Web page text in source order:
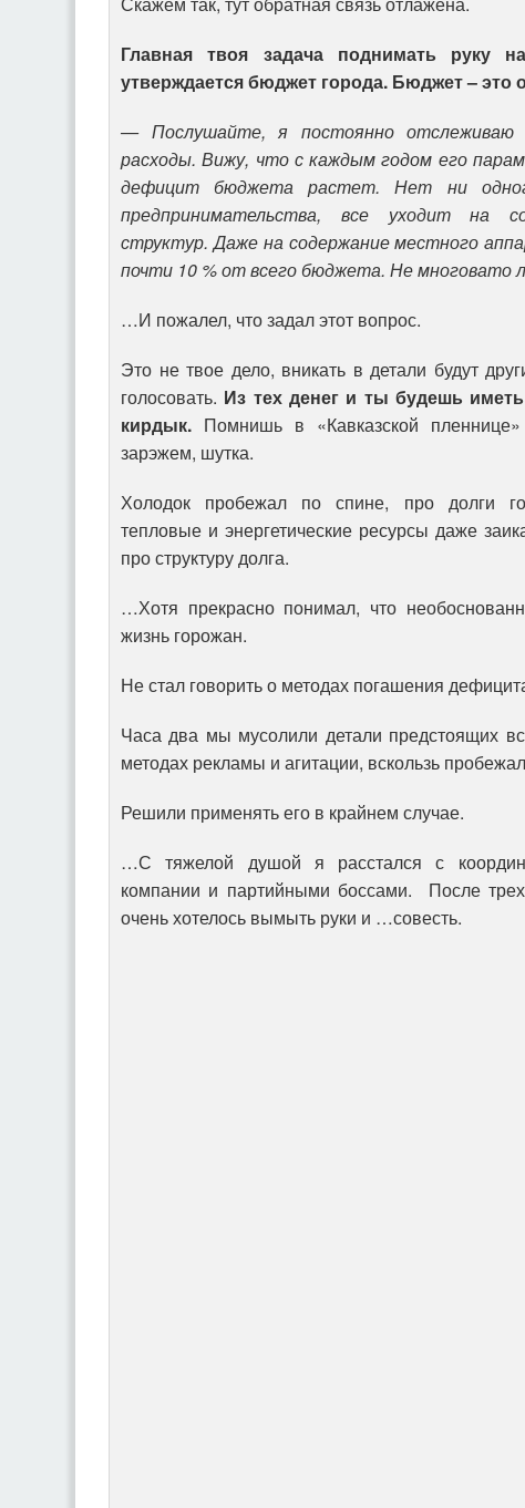
Главная твоя задача поднимать руку
утверждается бюджет города. Бюджет – это
— Послушайте, я постоянно
расходы. Вижу, что с каждым годом его
дефицит бюджета растет. Нет ни
предпринимательства, все уходит на
структур. Даже на содержание местного
почти 10 % от всего бюджета. Не многовато
…И пожалел, что задал этот вопрос.
Это не твое дело, вникать в детали будут
голосовать. Из тех денег и ты будешь
кирдык. Помнишь в «Кавказской
зарэжем, шутка.
Холодок пробежал по спине, про долги
тепловые и энергетические ресурсы даже
про структуру долга.
…Хотя прекрасно понимал, что
жизнь горожан.
Не стал говорить о методах погашения
Часа два мы мусолили детали предстоящих
методах рекламы и агитации, вскользь
Решили применять его в крайнем случае.
…С тяжелой душой я расстался с
компании и партийными боссами. После
очень хотелось вымыть руки и …совесть.